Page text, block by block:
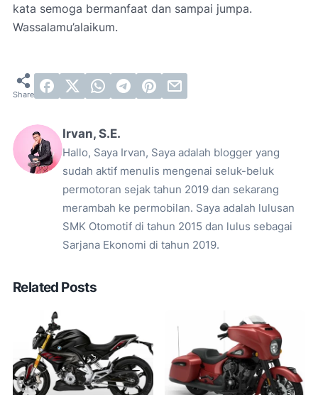
kata semoga bermanfaat dan sampai jumpa.
Wassalamu’alaikum.
Irvan, S.E.
Hallo, Saya Irvan, Saya adalah blogger yang
sudah aktif menulis mengenai seluk-beluk
permotoran sejak tahun 2019 dan sekarang
merambah ke permobilan. Saya adalah lulusan
SMK Otomotif di tahun 2015 dan lulus sebagai
Sarjana Ekonomi di tahun 2019.
Related Posts